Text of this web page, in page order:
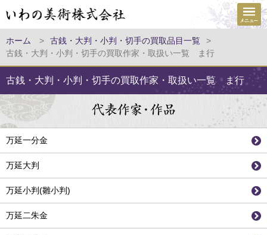
ホーム > 古銭・大判・小判・切手の買取品目一覧
>
古銭・大判・小判・切手の買取作家・取扱い一覧 ま行
古銭・大判・小判・切手の買取作家・取扱い一覧 ま行
万延一分金
万延大判
万延小判(雛小判)
万延二朱金